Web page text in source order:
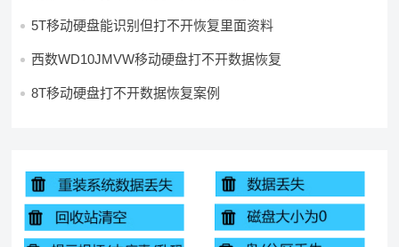
5T移动硬盘能识别但打不开恢复里面资料
西数WD10JMVW移动硬盘打不开数据恢复
8T移动硬盘打不开数据恢复案例